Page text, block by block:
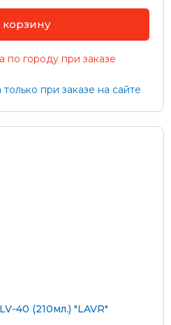
корзину
по городу при заказе
при заказе на сайте
40 (210мл.) "LAVR"